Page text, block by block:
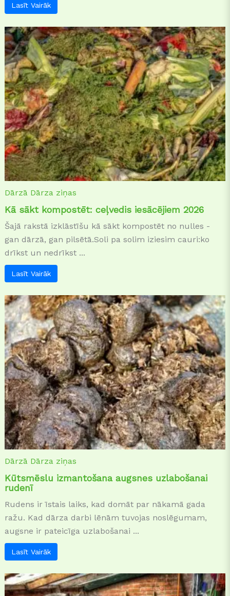
Lasīt Vairāk
Dārzā Dārza ziņas
Kā sākt kompostēt: ceļvedis iesācējiem 2026
Šajā rakstā izklāstīšu kā sākt kompostēt no nulles -
gan dārzā, gan pilsētā.Soli pa solim iziesim cauri:ko
drīkst un nedrīkst ...
Lasīt Vairāk
Dārzā Dārza ziņas
Kūtsmēslu izmantošana augsnes uzlabošanai
rudenī
Rudens ir īstais laiks, kad domāt par nākamā gada
ražu. Kad dārza darbi lēnām tuvojas noslēgumam,
augsne ir pateicīga uzlabošanai ...
Lasīt Vairāk